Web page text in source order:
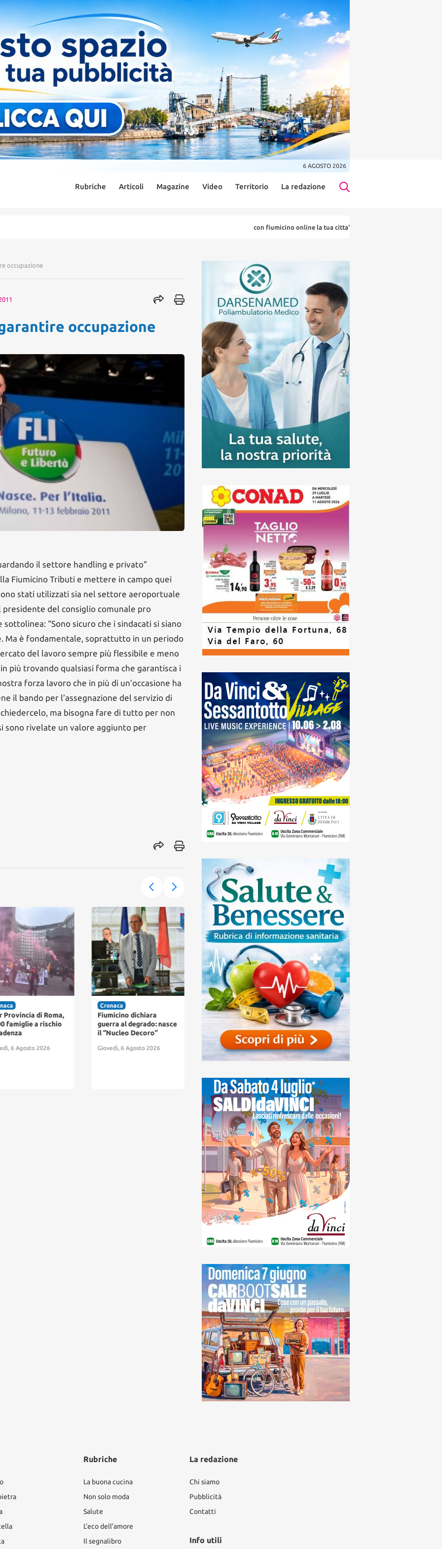
6 AGOSTO 2026
Rubriche Articoli Magazine Video Territorio La redazione
con fiumicino online la tua citta' in un ... click
occupazione
occupazione
il settore handling e privato”
Fiumicino Tributi e mettere in campo quei
stati utilizzati sia nel settore aeroportuale
presidente del consiglio comunale pro
“Sono sicuro che i sindacati si siano
Ma è fondamentale, soprattutto in un periodo
del lavoro sempre più flessibile e meno
più trovando qualsiasi forma che garantisca i
forza lavoro che in più di un’occasione ha
il bando per l’assegnazione del servizio di
ma bisogna fare di tutto per non
sono rivelate un valore aggiunto per
Provincia di Roma,
famiglie a rischio
6 Agosto 2026
Cronaca
Fiumicino dichiara
guerra al degrado: nasce
il “Nucleo Decoro”
Giovedì, 6 Agosto 2026
Cronaca
Fiumicino, sosta a
pagamento a regime: in
arrivo sette nuovi
parcometri e
abbonamenti per
residenti e pendolari
Rubriche
La buona cucina
Non solo moda
Salute
L’eco dell’amore
Il segnalibro
La redazione
Chi siamo
Pubblicità
Contatti
Info utili